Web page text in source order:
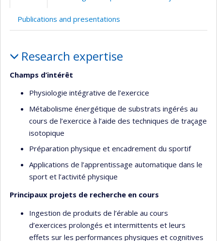
web
Publications and presentations
Research expertise
Champs d’intérêt
Physiologie intégrative de l’exercice
Métabolisme énergétique de substrats ingérés au
cours de l’exercice à l’aide des techniques de traçage
isotopique
Préparation physique et encadrement du sportif
Applications de l’apprentissage automatique dans le
sport et l’activité physique
Principaux projets de recherche en cours
Ingestion de produits de l’érable au cours
d’exercices prolongés et intermittents et leurs
effets sur les performances physiques et cognitives